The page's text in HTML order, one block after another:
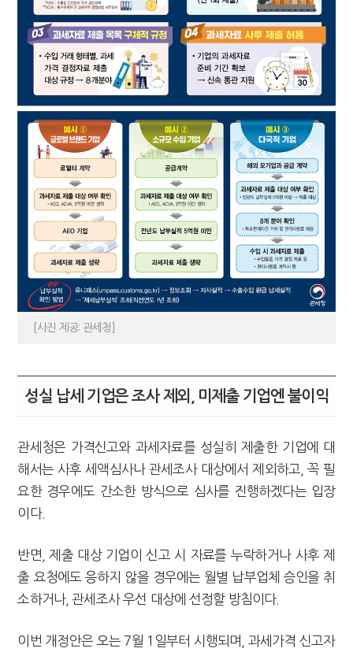
[사진 제공: 관세청]
성실 납세 기업은 조사 제외, 미제출 기업엔 불이익
관세청은 가격신고와 과세자료를 성실히 제출한 기업에 대
해서는 사후 세액심사나 관세조사 대상에서 제외하고, 꼭 필
요한 경우에도 간소한 방식으로 심사를 진행하겠다는 입장
이다.
반면, 제출 대상 기업이 신고 시 자료를 누락하거나 사후 제
출 요청에도 응하지 않을 경우에는 월별 납부업체 승인을 취
소하거나, 관세조사 우선 대상에 선정할 방침이다.
이번 개정안은 오는 7월 1일부터 시행되며, 과세가격 신고자